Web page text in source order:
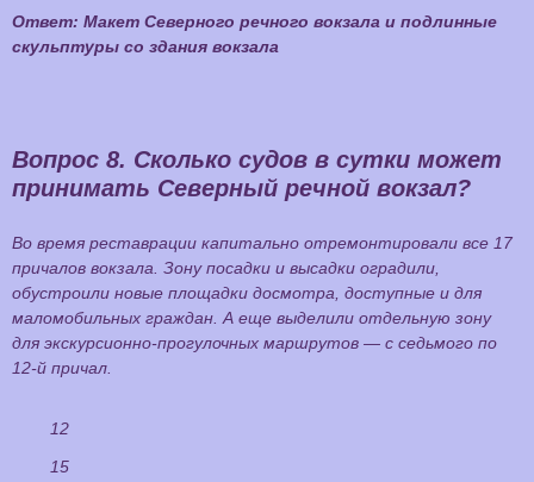
Ответ: Макет Северного речного вокзала и подлинные
скульптуры со здания вокзала
Вопрос 8. Сколько судов в сутки может
принимать Северный речной вокзал?
Во время реставрации капитально отремонтировали все 17
причалов вокзала. Зону посадки и высадки оградили,
обустроили новые площадки досмотра, доступные и для
маломобильных граждан. А еще выделили отдельную зону
для экскурсионно-прогулочных маршрутов — с седьмого по
12-й причал.
12
15